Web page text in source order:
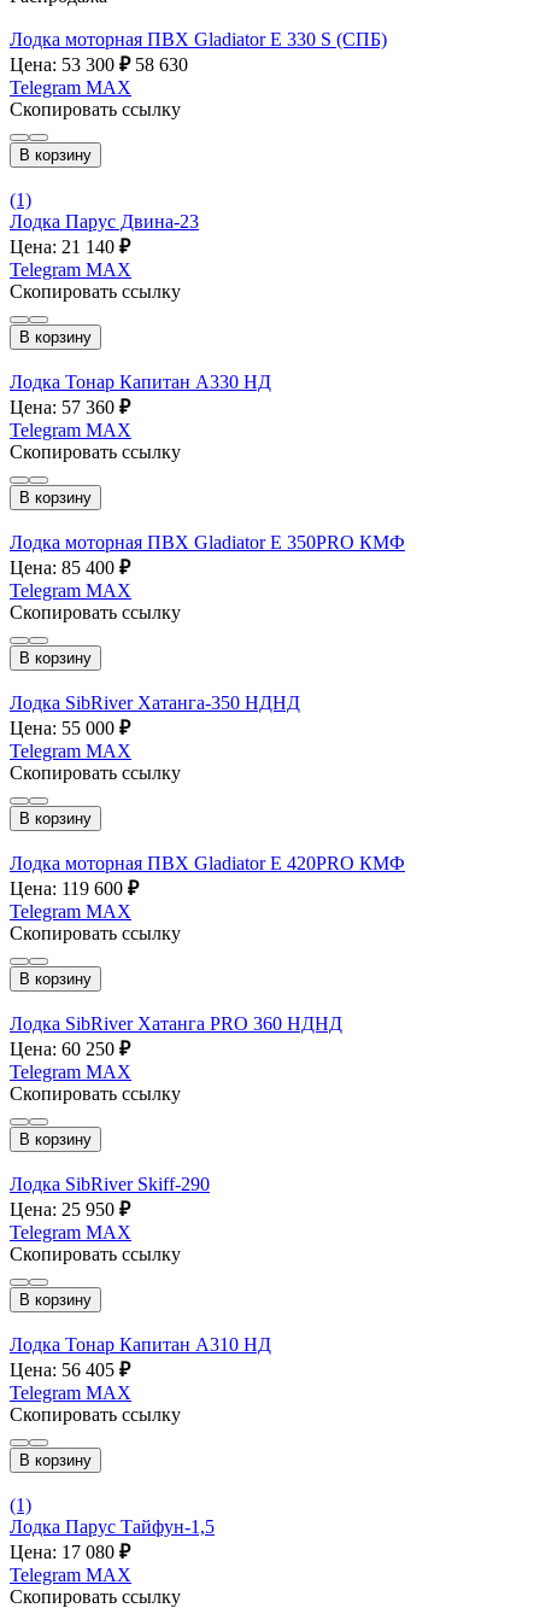
Лодка моторная ПВХ Gladiator E 330 S (СПБ)
Цена: 53 300 ₽ 58 630
Telegram MAX
Скопировать ссылку
В корзину
(1)
Лодка Парус Двина-23
Цена: 21 140 ₽
Telegram MAX
Скопировать ссылку
В корзину
Лодка Тонар Капитан А330 НД
Цена: 57 360 ₽
Telegram MAX
Скопировать ссылку
В корзину
Лодка моторная ПВХ Gladiator E 350PRO КМФ
Цена: 85 400 ₽
Telegram MAX
Скопировать ссылку
В корзину
Лодка SibRiver Хатанга-350 НДНД
Цена: 55 000 ₽
Telegram MAX
Скопировать ссылку
В корзину
Лодка моторная ПВХ Gladiator E 420PRO КМФ
Цена: 119 600 ₽
Telegram MAX
Скопировать ссылку
В корзину
Лодка SibRiver Хатанга PRO 360 НДНД
Цена: 60 250 ₽
Telegram MAX
Скопировать ссылку
В корзину
Лодка SibRiver Skiff-290
Цена: 25 950 ₽
Telegram MAX
Скопировать ссылку
В корзину
Лодка Тонар Капитан А310 НД
Цена: 56 405 ₽
Telegram MAX
Скопировать ссылку
В корзину
(1)
Лодка Парус Тайфун-1,5
Цена: 17 080 ₽
Telegram MAX
Скопировать ссылку